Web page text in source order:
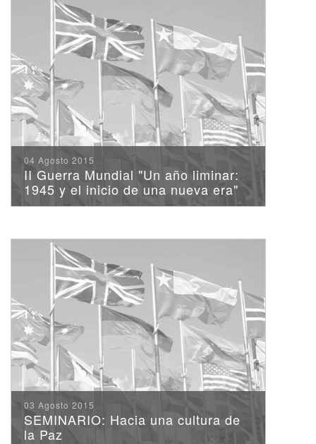
04 Agosto 2015
II Guerra Mundial "Un año liminar:
1945 y el inicio de una nueva era"
03 Agosto 2015
SEMINARIO: Hacia una cultura de
la Paz